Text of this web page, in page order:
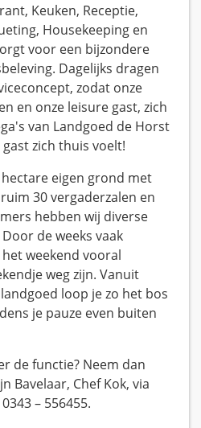
Keuken, Receptie,
Housekeeping en
voor een bijzondere
Dagelijks dragen
zodat onze
en onze leisure gast, zich
van Landgoed de Horst
zich thuis voelt!
eigen grond met
30 vergaderzalen en
hebben wij diverse
de weeks vaak
weekend vooral
weg zijn. Vanuit
loop je zo het bos
je pauze even buiten
de functie? Neem dan
Bavelaar, Chef Kok, via
– 556455.